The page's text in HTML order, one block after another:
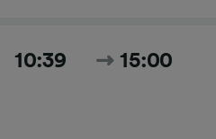
10:39 15:00